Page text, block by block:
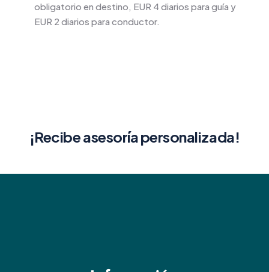
obligatorio en destino, EUR 4 diarios para guía y
EUR 2 diarios para conductor.
¡Recibe asesoría personalizada!